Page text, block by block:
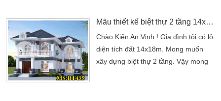
Mẫu thiết kế biệt thự 2 tầng 14x18m kèm hình ảnh thực tế
Chào Kiến An Vinh ! Gia đình tôi có lô
diện tích đất 14x18m. Mong muốn
xây dựng biệt thự 2 tầng. Vậy mong